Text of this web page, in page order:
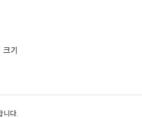
기
니다.